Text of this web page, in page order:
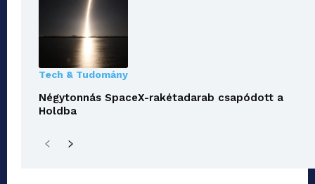
Tech & Tudomány
Négytonnás SpaceX-rakétadarab csapódott a
Holdba